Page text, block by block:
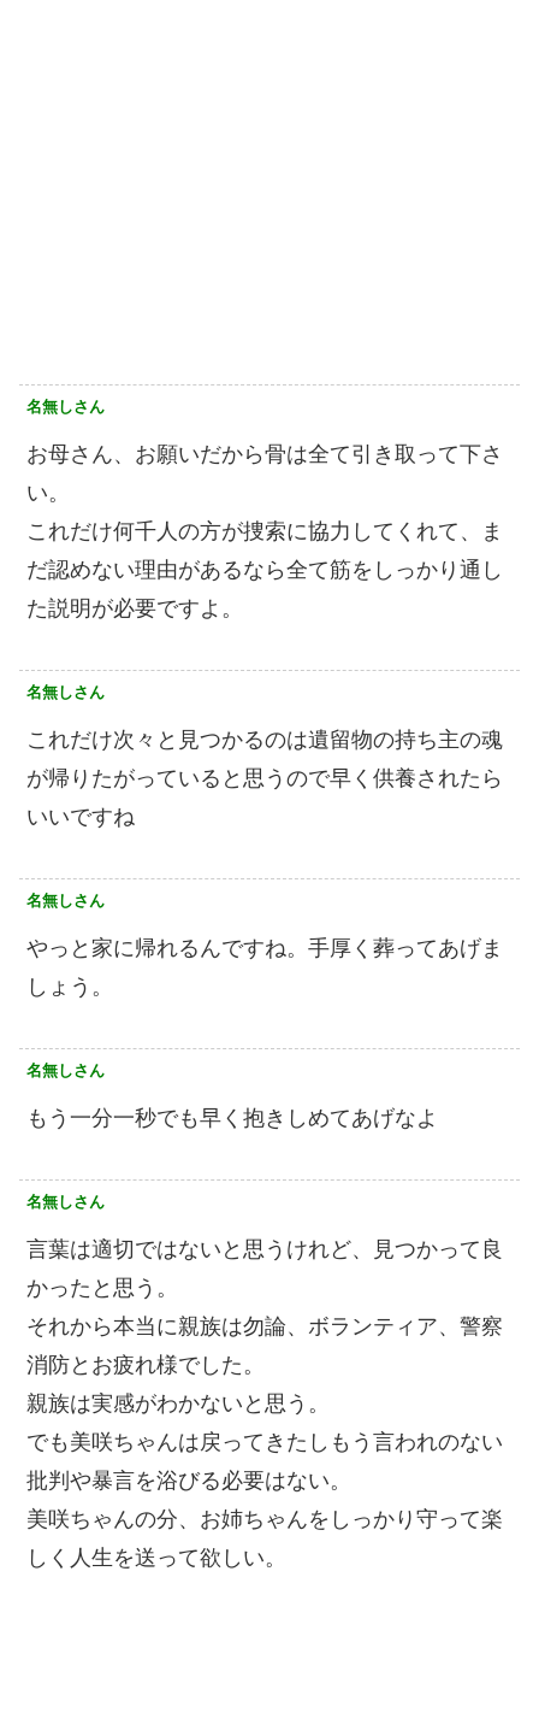
名無しさん
お母さん、お願いだから骨は全て引き取って下さ
い。
これだけ何千人の方が捜索に協力してくれて、ま
だ認めない理由があるなら全て筋をしっかり通し
た説明が必要ですよ。
名無しさん
これだけ次々と見つかるのは遺留物の持ち主の魂
が帰りたがっていると思うので早く供養されたら
いいですね
名無しさん
やっと家に帰れるんですね。手厚く葬ってあげま
しょう。
名無しさん
もう一分一秒でも早く抱きしめてあげなよ
名無しさん
言葉は適切ではないと思うけれど、見つかって良
かったと思う。
それから本当に親族は勿論、ボランティア、警察
消防とお疲れ様でした。
親族は実感がわかないと思う。
でも美咲ちゃんは戻ってきたしもう言われのない
批判や暴言を浴びる必要はない。
美咲ちゃんの分、お姉ちゃんをしっかり守って楽
しく人生を送って欲しい。